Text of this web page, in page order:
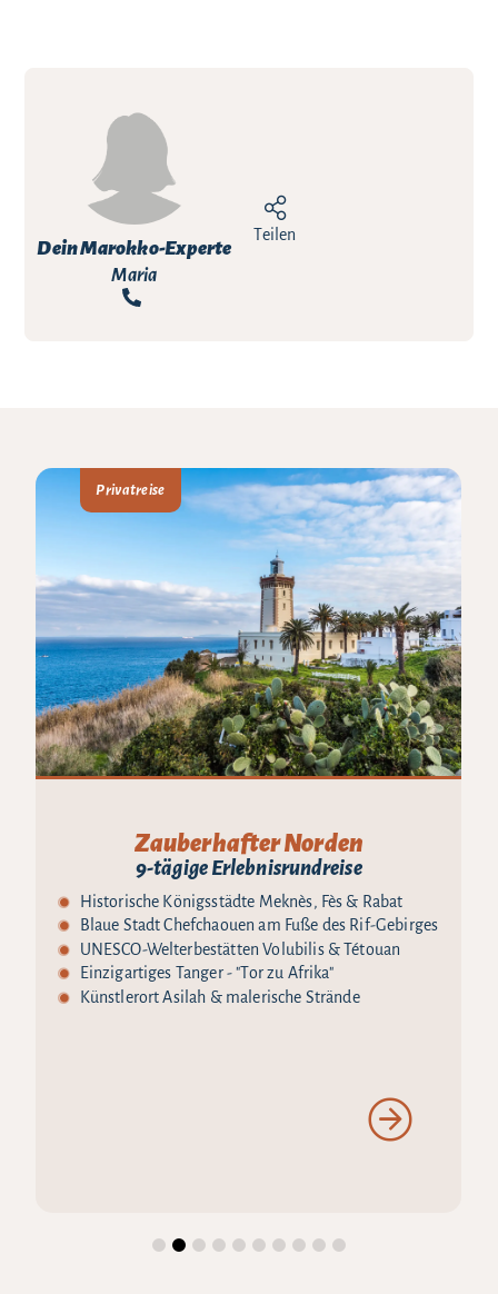
Dein Marokko-Experte
Maria
Teilen
Privatreise
Zauberhafter Norden
9-tägige Erlebnisrundreise
Historische Königsstädte Meknès, Fès & Rabat
Blaue Stadt Chefchaouen am Fuße des Rif-Gebirges
UNESCO-Welterbestätten Volubilis & Tétouan
Einzigartiges Tanger - "Tor zu Afrika"
Künstlerort Asilah & malerische Strände